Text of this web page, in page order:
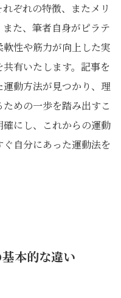
ぞれの特徴、またメリ
た、筆者自身がピラテ
性や筋力が向上した実
有いたします。記事を
動方法が見つかり、理
めの一歩を踏み出すこ
にし、これからの運動
自分にあった運動法を
本的な違い